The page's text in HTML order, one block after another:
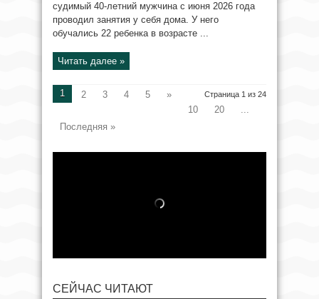
судимый 40‑летний мужчина с июня 2026 года
проводил занятия у себя дома. У него
обучались 22 ребенка в возрасте ...
Читать далее »
Страница 1 из 24
1 2 3 4 5
»
10
20
...
Последняя »
СЕЙЧАС ЧИТАЮТ